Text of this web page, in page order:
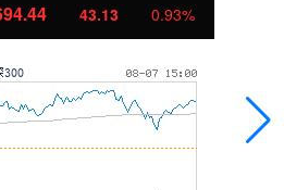
北证50 1134.24